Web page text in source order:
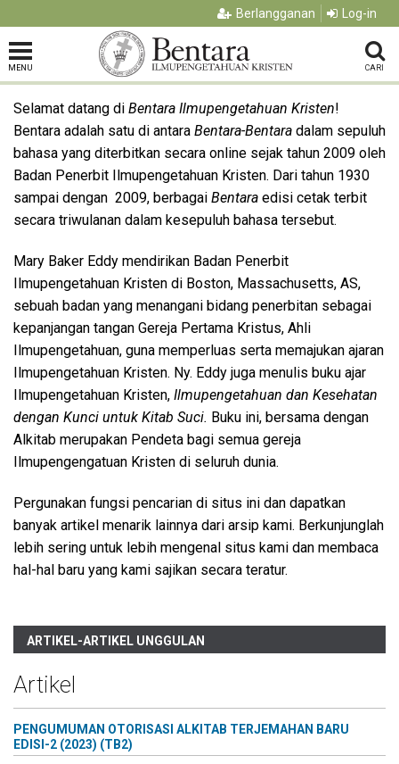
Berlangganan Log-in
MENU CARI
Selamat datang di Bentara Ilmupengetahuan Kristen!
Bentara adalah satu di antara Bentara-Bentara dalam sepuluh
bahasa yang diterbitkan secara online sejak tahun 2009 oleh
Badan Penerbit Ilmupengetahuan Kristen. Dari tahun 1930
sampai dengan 2009, berbagai Bentara edisi cetak terbit
secara triwulanan dalam kesepuluh bahasa tersebut.
Mary Baker Eddy mendirikan Badan Penerbit
Ilmupengetahuan Kristen di Boston, Massachusetts, AS,
sebuah badan yang menangani bidang penerbitan sebagai
kepanjangan tangan Gereja Pertama Kristus, Ahli
Ilmupengetahuan, guna memperluas serta memajukan ajaran
Ilmupengetahuan Kristen. Ny. Eddy juga menulis buku ajar
Ilmupengetahuan Kristen, Ilmupengetahuan dan Kesehatan
dengan Kunci untuk Kitab Suci. Buku ini, bersama dengan
Alkitab merupakan Pendeta bagi semua gereja
Ilmupengengatuan Kristen di seluruh dunia.
Pergunakan fungsi pencarian di situs ini dan dapatkan
banyak artikel menarik lainnya dari arsip kami. Berkunjunglah
lebih sering untuk lebih mengenal situs kami dan membaca
hal-hal baru yang kami sajikan secara teratur.
ARTIKEL-ARTIKEL UNGGULAN
Artikel
PENGUMUMAN OTORISASI ALKITAB TERJEMAHAN BARU
EDISI-2 (2023) (TB2)